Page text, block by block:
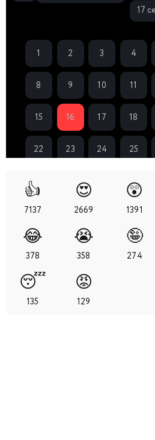
17
1 2 3 4
8 9 10 11
15 16 17 18
22 23 24 25
32
👍
7137
😍
2669
😲
1391
😂
378
😭
358
🤪
274
😴
135
😡
129